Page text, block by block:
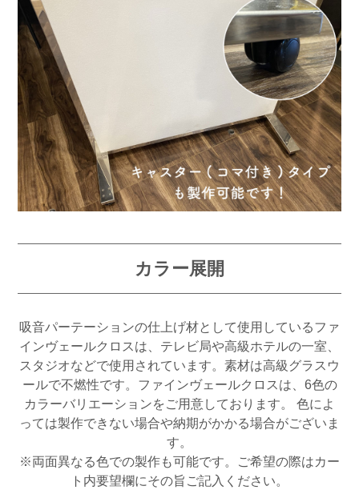
カラー展開
吸音パーテーションの仕上げ材として使用しているファ
インヴェールクロスは、テレビ局や高級ホテルの一室、
スタジオなどで使用されています。素材は高級グラスウ
ールで不燃性です。ファインヴェールクロスは、6色の
カラーバリエーションをご用意しております。 色によ
っては製作できない場合や納期がかかる場合がございま
す。
※両面異なる色での製作も可能です。ご希望の際はカー
ト内要望欄にその旨ご記入ください。